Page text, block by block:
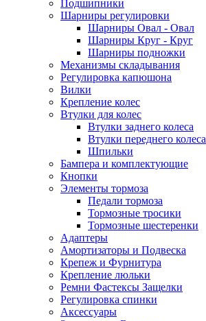
Подшипники
Шарниры регулировки
Шарниры Овал - Овал
Шарниры Круг - Круг
Шарниры подножки
Механизмы складывания
Регулировка капюшона
Вилки
Крепление колес
Втулки для колес
Втулки заднего колеса
Втулки переднего колеса
Шпильки
Бампера и комплектующие
Кнопки
Элементы тормоза
Педали тормоза
Тормозные тросики
Тормозные шестеренки
Адаптеры
Амортизаторы и Подвеска
Крепеж и Фурнитура
Крепление люльки
Ремни Фастексы Защелки
Регулировка спинки
Аксессуары